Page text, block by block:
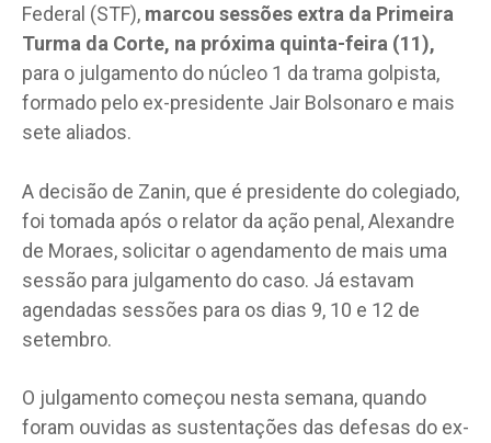
Federal (STF), marcou sessões extra da Primeira
Turma da Corte, na próxima quinta-feira (11),
para o julgamento do núcleo 1 da trama golpista,
formado pelo ex-presidente Jair Bolsonaro e mais
sete aliados.
A decisão de Zanin, que é presidente do colegiado,
foi tomada após o relator da ação penal, Alexandre
de Moraes, solicitar o agendamento de mais uma
sessão para julgamento do caso. Já estavam
agendadas sessões para os dias 9, 10 e 12 de
setembro.
O julgamento começou nesta semana, quando
foram ouvidas as sustentações das defesas do ex-